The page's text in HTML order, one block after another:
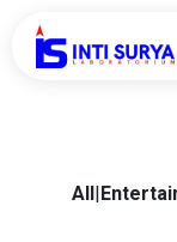
All|